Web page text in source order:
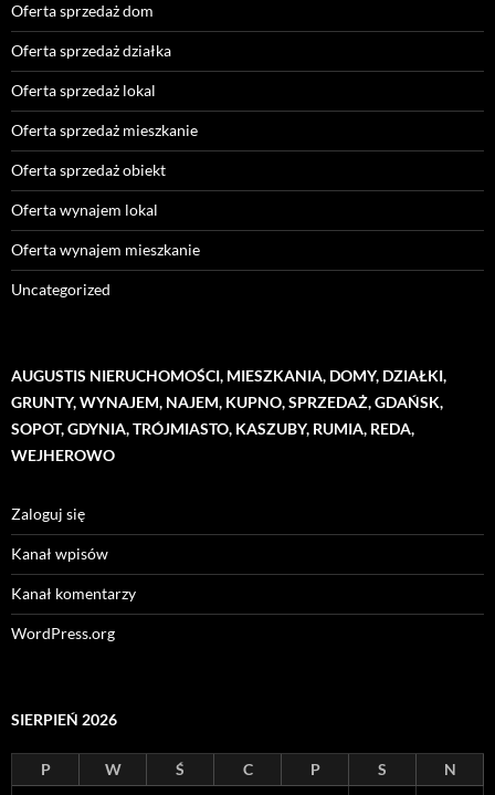
Oferta sprzedaż dom
Oferta sprzedaż działka
Oferta sprzedaż lokal
Oferta sprzedaż mieszkanie
Oferta sprzedaż obiekt
Oferta wynajem lokal
Oferta wynajem mieszkanie
Uncategorized
AUGUSTIS NIERUCHOMOŚCI, MIESZKANIA, DOMY, DZIAŁKI,
GRUNTY, WYNAJEM, NAJEM, KUPNO, SPRZEDAŻ, GDAŃSK,
SOPOT, GDYNIA, TRÓJMIASTO, KASZUBY, RUMIA, REDA,
WEJHEROWO
Zaloguj się
Kanał wpisów
Kanał komentarzy
WordPress.org
SIERPIEŃ 2026
P W Ś C P S
N